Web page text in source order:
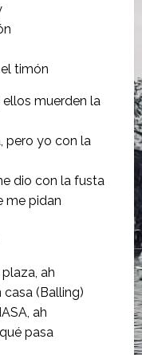
timón
muerden la
pero yo con la
dio con la fusta
me pidan
ah
casa (Balling)
ah
pasa